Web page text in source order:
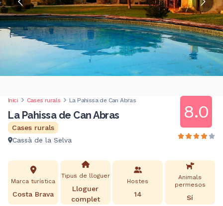
Inici Cases rurals La Pahissa de Can Abras
La Pahissa de Can Abras
Cases rurals
Cassà de la Selva
8.0
Marca turística
Costa Brava
Tipus de lloguer
Lloguer
complet
Hostes
14
Animals
permesos
Sí